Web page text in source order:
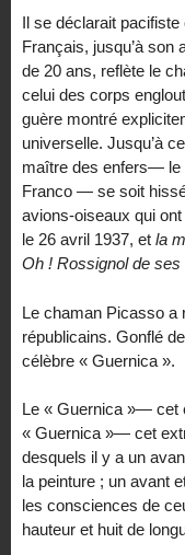
Il se déclarait
Français, jusqu’à son
de 20 ans, reflète le
celui des corps
guère montré
universelle. Jusqu’à
maître des enfers— le
Franco — se soit
avions-oiseaux qui
le 26 avril 1937, et la
Oh ! Rossignol de ses
Le chaman Picasso a
républicains. Gonflé
célèbre « Guernica ».
Le « Guernica »— cet
« Guernica »— cet
desquels il y a un
la peinture ; un avant
les consciences de
hauteur et huit de